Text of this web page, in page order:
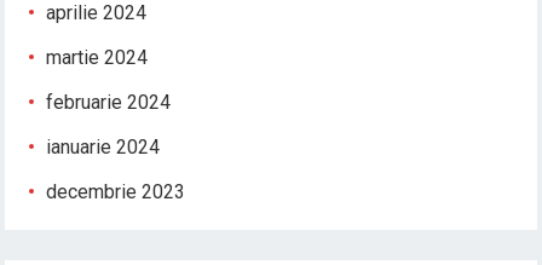
aprilie 2024
martie 2024
februarie 2024
ianuarie 2024
decembrie 2023